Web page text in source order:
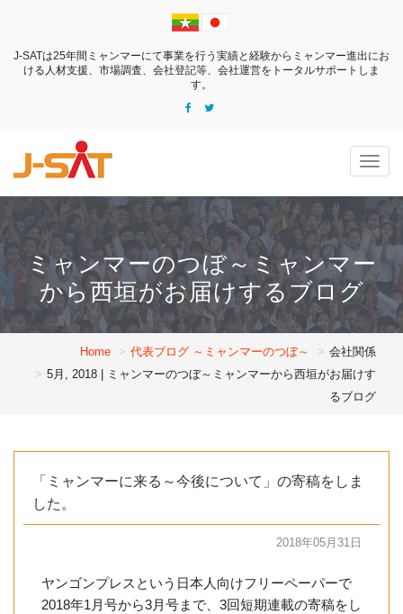
J-SATは25年間ミャンマーにて事業を行う実績と経験からミャンマー進出にお
ける 人材支援、市場調査、会社登記等、会社運営をトータルサポートしま
す。
ミャンマーのつぼ～ミャンマー
から西垣がお届けするブログ
Home 代表ブログ ～ミャンマーのつぼ～
会社関係
5月, 2018 | ミャンマーのつぼ～ミャンマーから西垣がお届けす
るブログ
「ミャンマーに来る～今後について」の寄稿をしま
した。
2018年05月31日
ヤンゴンプレスという日本人向けフリーペーパーで
2018年1月号から3月号まで、3回短期連載の寄稿をし